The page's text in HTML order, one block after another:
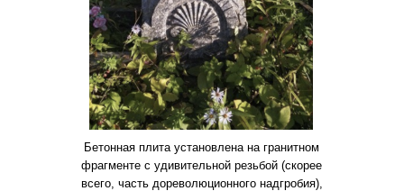
Бетонная плита установлена на гранитном
фрагменте с удивительной резьбой (скорее
всего, часть дореволюционного надгробия),